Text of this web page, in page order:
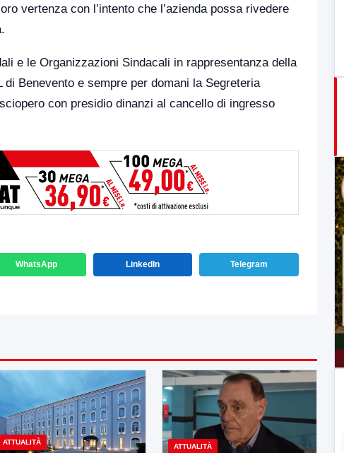
vertenza con l’intento che l’azienda possa rivedere
e le Organizzazioni Sindacali in rappresentanza della
Benevento e sempre per domani la Segreteria
con presidio dinanzi al cancello di ingresso
WhatsApp LinkedIn Telegram
ATTUALITÀ
ATTUALITÀ